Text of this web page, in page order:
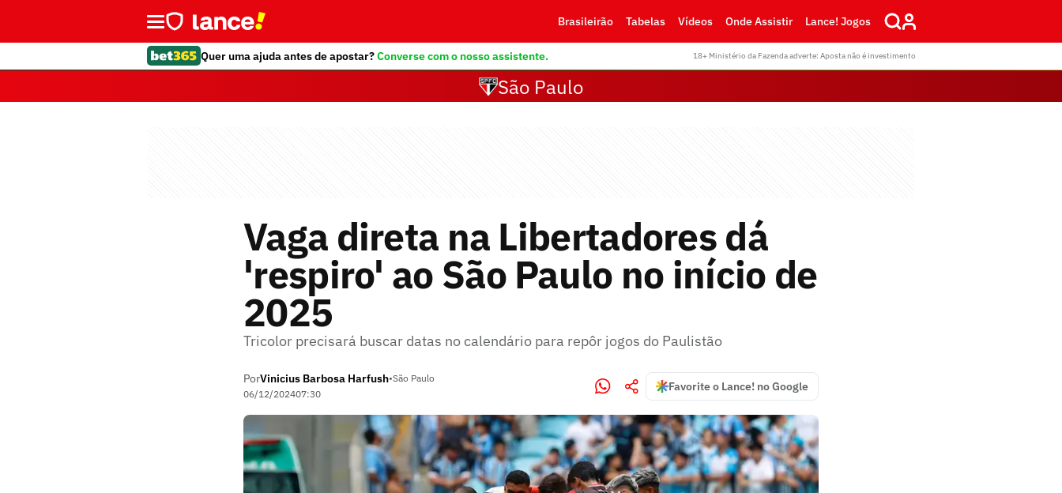
Brasileirão Tabelas Vídeos Onde Assistir Lance! Jogos
Quer uma ajuda antes de apostar?Converse com o nosso assistente. 18+ Ministério da Fazenda adverte: Aposta não é investimento
São Paulo
Vaga direta na Libertadores dá
'respiro' ao São Paulo no início de
2025
Tricolor precisará buscar datas no calendário para repôr jogos do Paulistão
PorVinicius Barbosa Harfush•São Paulo
06/12/202407:30
Favorite o Lance! no Google